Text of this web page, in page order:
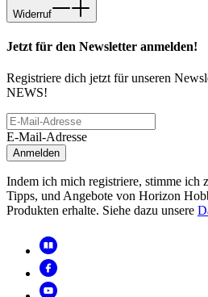
Widerruf
Jetzt für den Newsletter anmelden!
Registriere dich jetzt für unseren
NEWS!
E-Mail-Adresse
Anmelden
Indem ich mich registriere, stimme ich
Tipps, und Angebote von Horizon
Produkten erhalte. Siehe dazu unsere